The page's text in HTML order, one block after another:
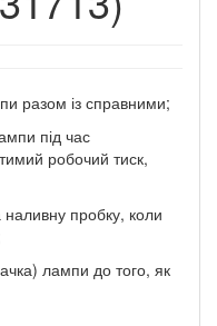
разом із справними;
під час
робочий тиск,
наливну пробку, коли
лампи до того, як